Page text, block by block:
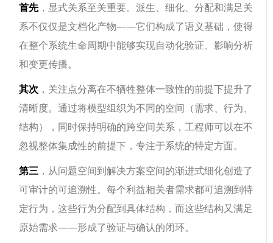
首先，显式关系至关重要。派生、细化、分配和满足关
系不仅仅是文档化产物——它们构成了语义基础，使得
在整个系统生命周期中能够实现自动化验证、影响分析
和变更传播。
其次 ，关注点分离在不牺牲整体一致性的前提下提升了
清晰度。通过将模型组织为不同的空间（需求、行为、
结构），同时保持明确的跨空间关系，工程师可以在不
忽视整体集成性的前提下，专注于系统的特定方面。
第三 ，从问题空间到解决方案空间的渐进式细化创造了
可审计的可追溯性。每个利益相关者需求都可追溯到特
定行为，这些行为分配到具体结构，而这些结构又满足
原始需求——形成了验证与确认的闭环。